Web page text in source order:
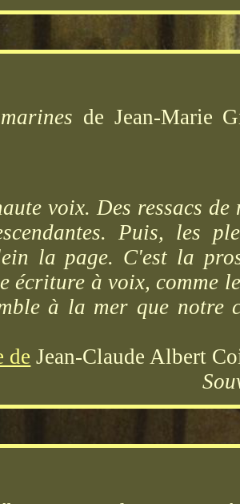
de Jean-Marie
voix. Des ressacs de
Puis, les
la page. C'est la
écriture à voix, comme
à la mer que notre
de Jean-Claude Albert